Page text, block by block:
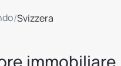
/Svizzera
immobiliare